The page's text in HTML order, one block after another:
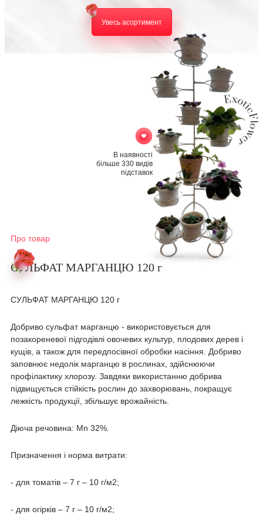
Увесь асортимент
В наявності
більше 330 видів
підставок
Про товар
СУЛЬФАТ МАРГАНЦЮ 120 г
СУЛЬФАТ МАРГАНЦЮ 120 г
Добриво сульфат марганцю - використовується для
позакореневої підгодівлі овочевих культур, плодових дерев і
кущів, а також для передпосівної обробки насіння. Добриво
заповнює недолік марганцю в рослинах, здійснюючи
профілактику хлорозу. Завдяки використанню добрива
підвищується стійкість рослин до захворювань, покращує
лежкість продукції, збільшує врожайність.
Діюча речовина: Mn 32%.
Призначення і норма витрати:
- для томатів – 7 г – 10 г/м2;
- для огірків – 7 г – 10 г/м2;